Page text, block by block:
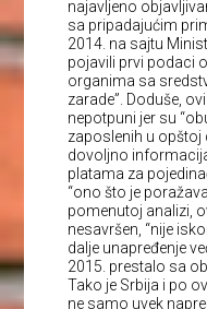
najavljeno
sa pripadajućim
2014. na sajtu
pojavili prvi podaci
organima sa
zarade”. Doduše,
nepotpuni jer su
zaposlenih u opštoj
dovoljno
platama za
“ono što je
pomenutoj analizi,
nesavršen, “nije
dalje unapređenje
2015. prestalo sa
Tako je Srbija i po
ne samo uvek